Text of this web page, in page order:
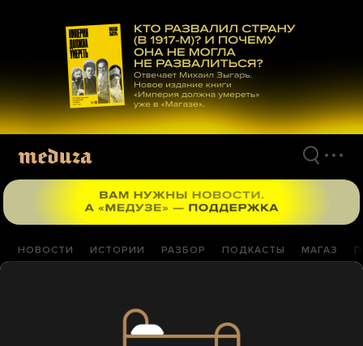
материалам
НОВОСТИ ИСТОРИИ РАЗБОР ПОДКАСТЫ МАГАЗ